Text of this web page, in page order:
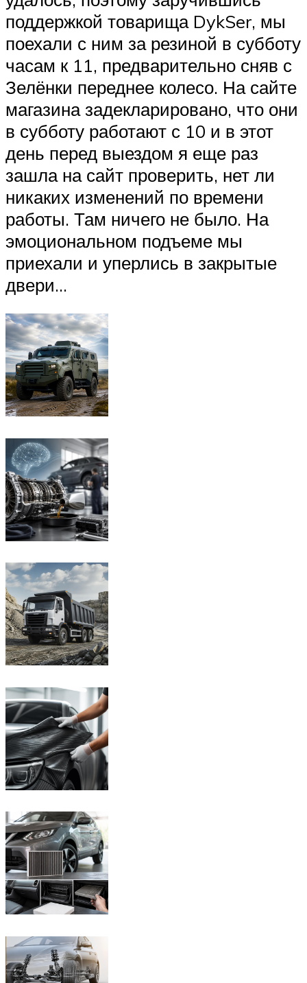
поддержкой товарища DykSer, мы
поехали с ним за резиной в субботу
часам к 11, предварительно сняв с
Зелёнки переднее колесо. На сайте
магазина задекларировано, что они
в субботу работают с 10 и в этот
день перед выездом я еще раз
зашла на сайт проверить, нет ли
никаких изменений по времени
работы. Там ничего не было. На
эмоциональном подъеме мы
приехали и уперлись в закрытые
двери…